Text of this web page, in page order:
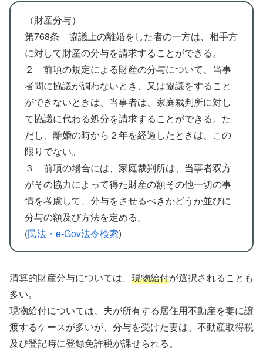
（財産分与）
第768条 協議上の離婚をした者の一方は、相手方
に対して財産の分与を請求することができる。
２ 前項の規定による財産の分与について、当事
者間に協議が調わないとき、又は協議をすること
ができないときは、当事者は、家庭裁判所に対し
て協議に代わる処分を請求することができる。た
だし、離婚の時から２年を経過したときは、この
限りでない。
３ 前項の場合には、家庭裁判所は、当事者双方
がその協力によって得た財産の額その他一切の事
情を考慮して、分与をさせるべきかどうか並びに
分与の額及び方法を定める。
(民法・e-Gov法令検索)
清算的財産分与については、 現物給付が選択されることも
多い。
現物給付については、夫が所有する居住用不動産を妻に譲
渡するケースが多いが、分与を受けた妻は、不動産取得税
及び登記時に登録免許税が課せられる。